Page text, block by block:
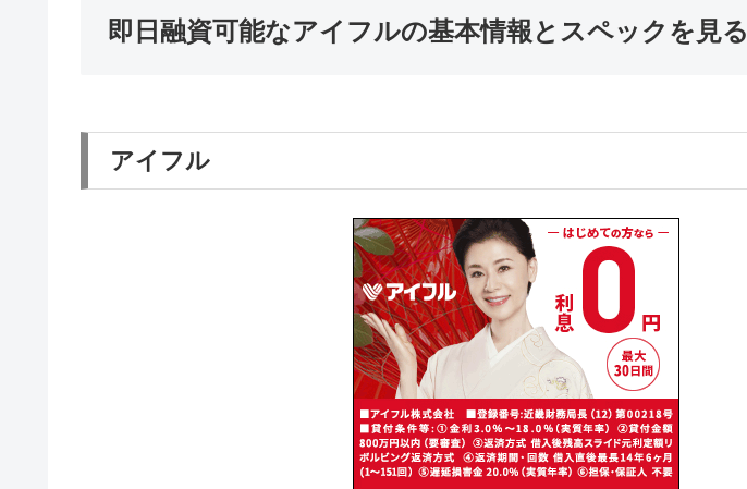
即日融資可能なアイフルの基本情報とスペックを見る
アイフル